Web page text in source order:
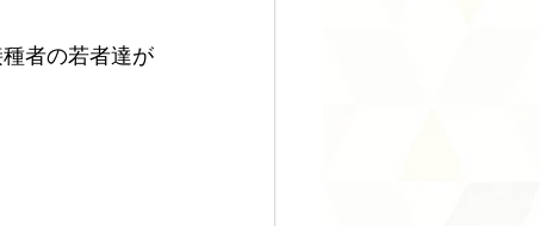
者の若者達が